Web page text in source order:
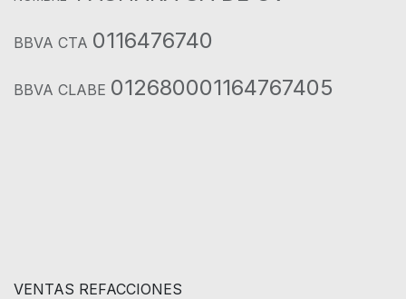
BBVA CTA 0116476740
BBVA CLABE 012680001164767405
VENTAS REFACCIONES